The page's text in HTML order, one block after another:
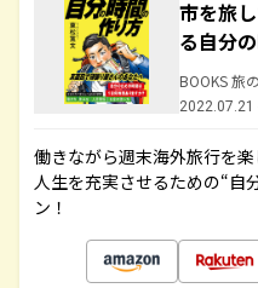
市を旅
る自分
BOOKS 旅
2022.07.21
働きながら週末海外旅行を
人生を充実させるための“自
ン！